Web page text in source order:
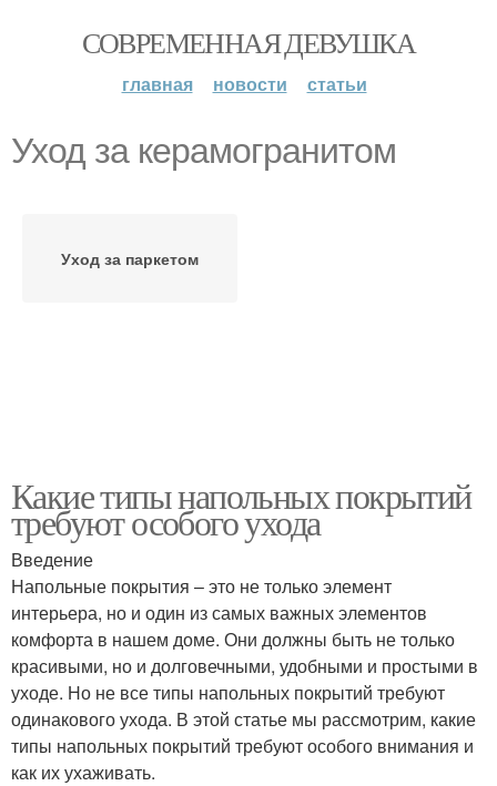
СОВРЕМЕННАЯ ДЕВУШКА
главная новости статьи
Уход за керамогранитом
Уход за паркетом
Какие типы напольных покрытий
требуют особого ухода
Введение
Напольные покрытия – это не только элемент
интерьера, но и один из самых важных элементов
комфорта в нашем доме. Они должны быть не только
красивыми, но и долговечными, удобными и простыми в
уходе. Но не все типы напольных покрытий требуют
одинакового ухода. В этой статье мы рассмотрим, какие
типы напольных покрытий требуют особого внимания и
как их ухаживать.